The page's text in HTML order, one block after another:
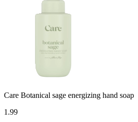
Care Botanical sage energizing hand soap
1 .99